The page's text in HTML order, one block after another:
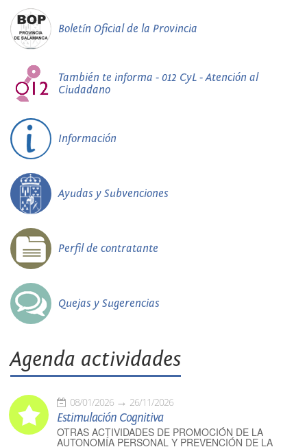
Boletín Oficial de la Provincia
También te informa - 012 CyL - Atención al
Ciudadano
Información
Ayudas y Subvenciones
Perfil de contratante
Quejas y Sugerencias
Agenda actividades
08/01/2026 26/11/2026
Estimulación Cognitiva
OTRAS ACTIVIDADES DE PROMOCIÓN DE LA
AUTONOMÍA PERSONAL Y PREVENCIÓN DE LA